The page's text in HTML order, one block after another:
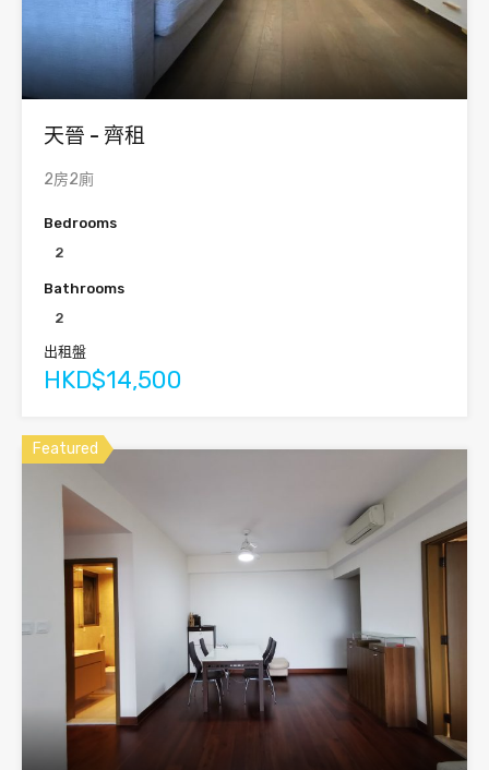
天晉 - 齊租
2房2廁
Bedrooms
2
Bathrooms
2
出租盤
HKD$14,500
Featured